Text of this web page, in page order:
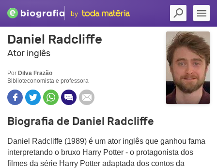
by
Daniel Radcliffe
Ator inglês
Por Dilva Frazão
Biblioteconomista e professora
Biografia de Daniel Radcliffe
Daniel Radcliffe (1989) é um ator inglês que ganhou fama
interpretando o bruxo Harry Potter - o protagonista dos
filmes da série Harry Potter adaptada dos contos da